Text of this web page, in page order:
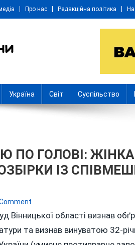
Про нас Редакційна політика
Україна Світ Суспільство
ПО ГОЛОВІ:
ІЗ
12
Вінницької області визнав
та визнав винуватою 32-